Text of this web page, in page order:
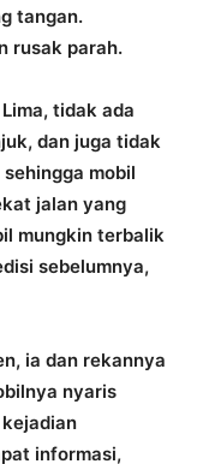
tangan.
rusak parah.
tidak ada
dan juga tidak
mobil
jalan yang
mungkin terbalik
sebelumnya,
ia dan rekannya
nyaris
informasi,